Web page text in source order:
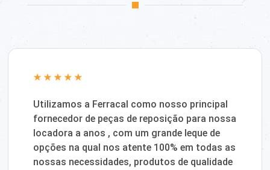
Utilizamos a Ferracal como nosso principal
fornecedor de peças de reposição para nossa
locadora a anos , com um grande leque de
opções na qual nos atente 100% em todas as
nossas necessidades, produtos de qualidade